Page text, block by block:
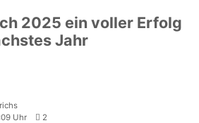
2025 ein voller Erfolg
Jahr
Uhr
2